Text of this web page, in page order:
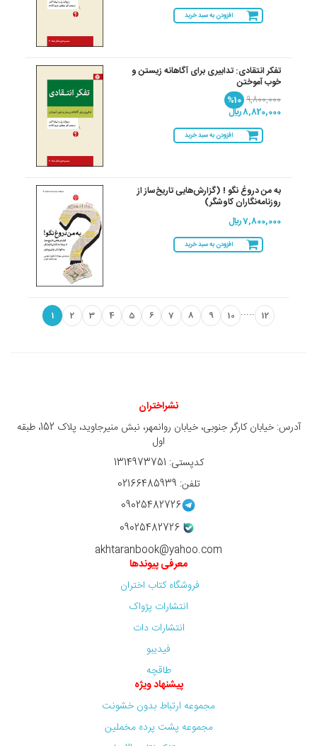
افزودن به سبد خرید
تفکر انتقادی: تدابیری برای آگاهانه زیستن و
خوب آموختن
9,800,000
%10
8,820,000 ريال
افزودن به سبد خرید
به من دروغ نگو ! (گزارش‌هایی تاریخ‌ساز از
روزنامه‌نگاران کاوشگر)
7,800,000 ريال
افزودن به سبد خرید
1 2 3 4 5 6 7 8 9 10 ..... 12
نشراختران
آدرس: خیابان کارگر جنوبی، خیابان روانمهر، نبش منیرجاوید، پلاک 152، طبقه
اول
کدپستی: 1314973751
تلفن: 02166485939
09025482726
09025482726
akhtaranbook@yahoo.com
معرفی پیوندها
فروشگاه کتاب اختران
انتشارات پژواک
انتشارات دات
فیدیبو
طاقچه
پیشنهاد ویژه
مجموعه ارتباط بدون خشونت
مجموعه پشت پرده مخملین